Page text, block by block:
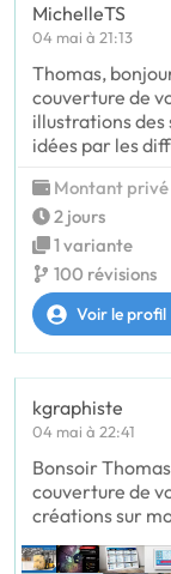
MichelleTS
04 mai à 21:13
Thomas,
couverture de
illustrations
idées par les
Montant privé
2 jours
1 variante
100 révisions
Voir le profil
kgraphiste
04 mai à 22:41
Bonsoir
couverture de
créations sur